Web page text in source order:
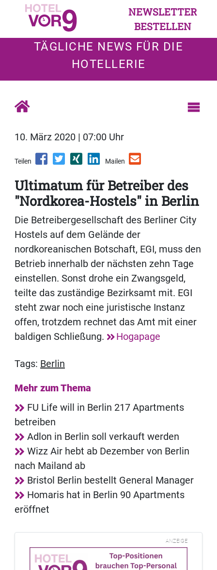
NEWSLETTER
BESTELLEN
TÄGLICHE NEWS FÜR DIE
HOTELLERIE
10. März 2020 | 07:00 Uhr
Teilen Mailen
Ultimatum für Betreiber des
"Nordkorea-Hostels" in Berlin
Die Betreibergesellschaft des Berliner City
Hostels auf dem Gelände der
nordkoreanischen Botschaft, EGI, muss den
Betrieb innerhalb der nächsten zehn Tage
einstellen. Sonst drohe ein Zwangsgeld,
teilte das zuständige Bezirksamt mit. EGI
steht zwar noch eine juristische Instanz
offen, trotzdem rechnet das Amt mit einer
baldigen Schließung.
Hogapage
Tags: Berlin
Mehr zum Thema
FU Life will in Berlin 217 Apartments
betreiben
Adlon in Berlin soll verkauft werden
Wizz Air hebt ab Dezember von Berlin
nach Mailand ab
Bristol Berlin bestellt General Manager
Homaris hat in Berlin 90 Apartments
eröffnet
ANZEIGE